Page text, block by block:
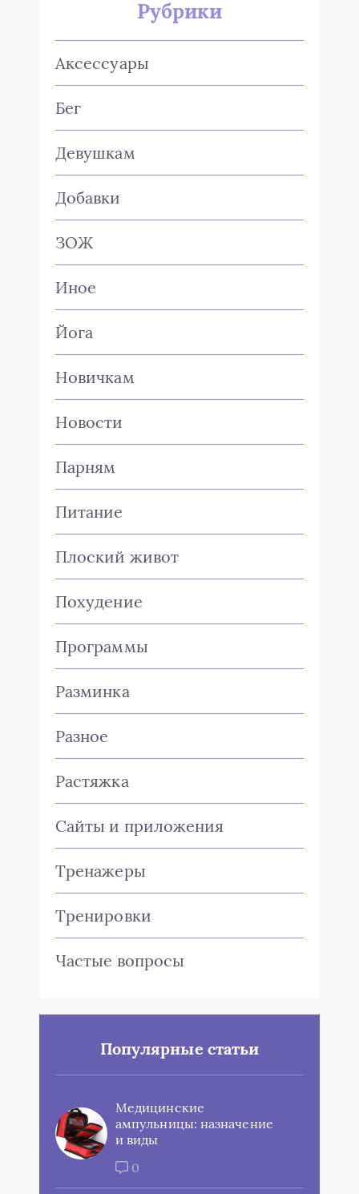
Рубрики
Аксессуары
Бег
Девушкам
Добавки
ЗОЖ
Иное
Йога
Новичкам
Новости
Парням
Питание
Плоский живот
Похудение
Программы
Разминка
Разное
Растяжка
Сайты и приложения
Тренажеры
Тренировки
Частые вопросы
Популярные статьи
Медицинские
ампульницы: назначение
и виды
0